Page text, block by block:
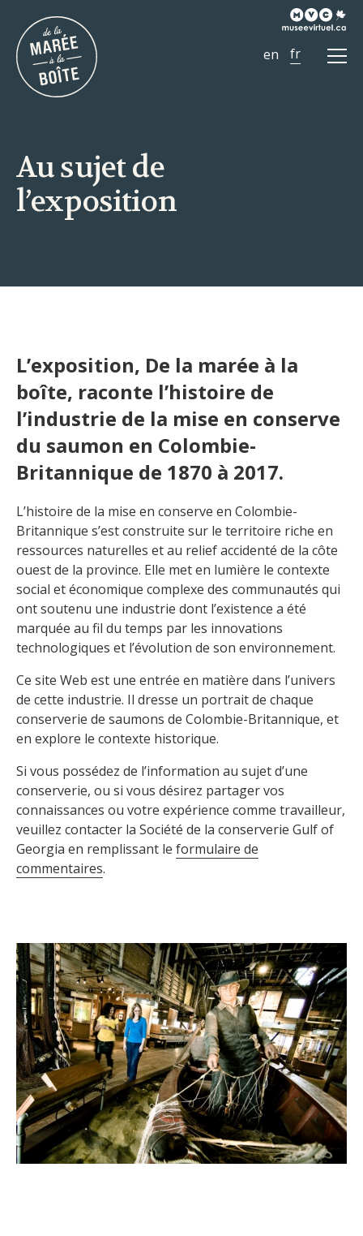
Au sujet de
l’exposition
L’exposition, De la marée à la
boîte, raconte l’histoire de
l’industrie de la mise en conserve
du saumon en Colombie-
Britannique de 1870 à 2017.
L’histoire de la mise en conserve en Colombie-
Britannique s’est construite sur le territoire riche en
ressources naturelles et au relief accidenté de la côte
ouest de la province. Elle met en lumière le contexte
social et économique complexe des communautés qui
ont soutenu une industrie dont l’existence a été
marquée au fil du temps par les innovations
technologiques et l’évolution de son environnement.
Ce site Web est une entrée en matière dans l’univers
de cette industrie. Il dresse un portrait de chaque
conserverie de saumons de Colombie-Britannique, et
en explore le contexte historique.
Si vous possédez de l’information au sujet d’une
conserverie, ou si vous désirez partager vos
connaissances ou votre expérience comme travailleur,
veuillez contacter la Société de la conserverie Gulf of
Georgia en remplissant le formulaire de
commentaires.